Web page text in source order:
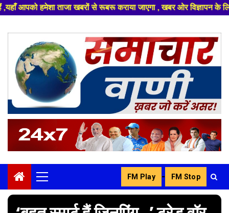
से रूबरू कराया जाएगा , खबर ओर विज्ञापन के लिए संपर्क करे +91
content
Primary
Menu
FM Play - FM Stop